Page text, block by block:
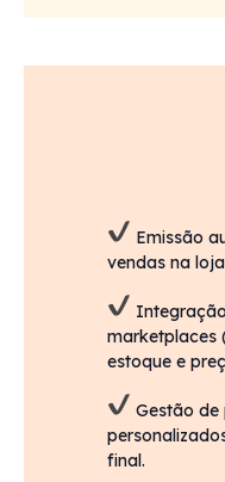
Emissão
vendas na
marketplaces
estoque e
Gestão de
final.